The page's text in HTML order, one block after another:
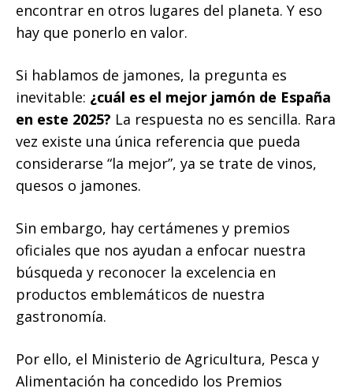
encontrar en otros lugares del planeta. Y eso
hay que ponerlo en valor.
Si hablamos de jamones, la pregunta es
inevitable: ¿cuál es el mejor jamón de España
en este 2025? La respuesta no es sencilla. Rara
vez existe una única referencia que pueda
considerarse “la mejor”, ya se trate de vinos,
quesos o jamones.
Sin embargo, hay certámenes y premios
oficiales que nos ayudan a enfocar nuestra
búsqueda y reconocer la excelencia en
productos emblemáticos de nuestra
gastronomía.
Por ello, el Ministerio de Agricultura, Pesca y
Alimentación ha concedido los Premios